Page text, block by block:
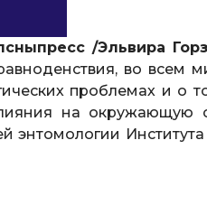
/Эльвира
во всем
проблемах и о
на окружающую
энтомологии